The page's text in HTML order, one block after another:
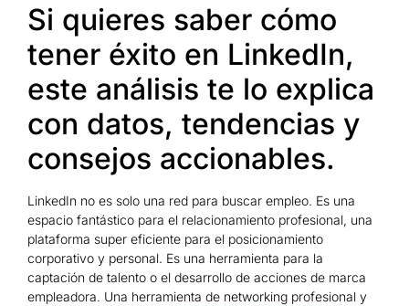
Si quieres saber cómo
tener éxito en LinkedIn,
este análisis te lo explica
con datos, tendencias y
consejos accionables.
LinkedIn no es solo una red para buscar empleo. Es una
espacio fantástico para el relacionamiento profesional, una
plataforma super eficiente para el posicionamiento
corporativo y personal. Es una herramienta para la
captación de talento o el desarrollo de acciones de marca
empleadora. Una herramienta de networking profesional y